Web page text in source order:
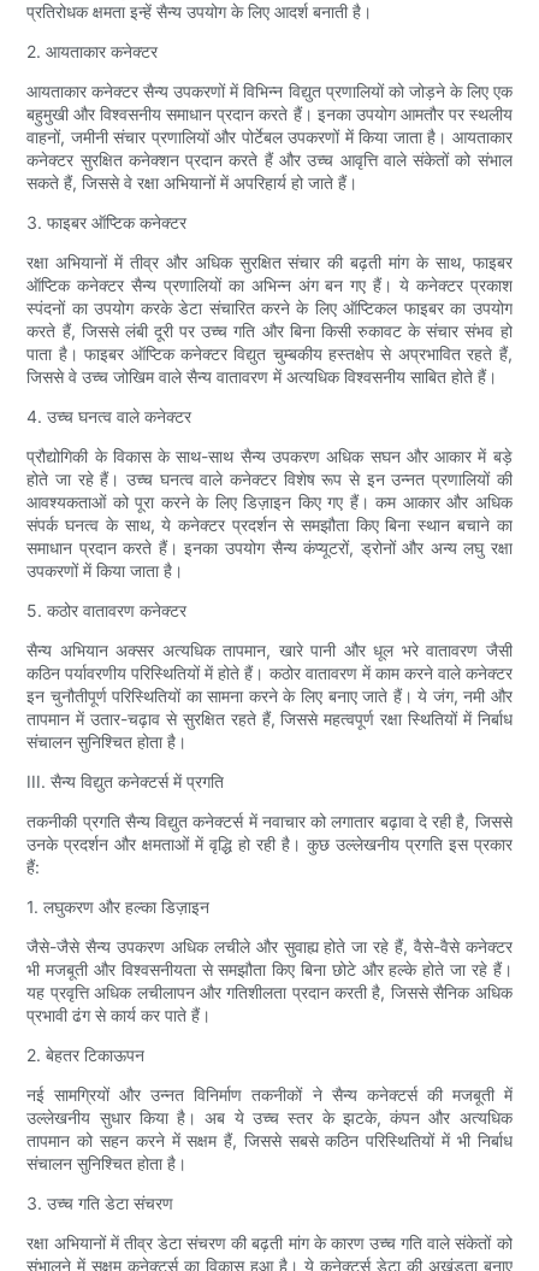
प्रतिरोधक क्षमता इन्हें सैन्य उपयोग के लिए आदर्श बनाती है।
2. आयताकार कनेक्टर
आयताकार कनेक्टर सैन्य उपकरणों में विभिन्न विद्युत प्रणालियों को जोड़ने के लिए एक
बहुमुखी और विश्वसनीय समाधान प्रदान करते हैं। इनका उपयोग आमतौर पर स्थलीय
वाहनों, जमीनी संचार प्रणालियों और पोर्टेबल उपकरणों में किया जाता है। आयताकार
कनेक्टर सुरक्षित कनेक्शन प्रदान करते हैं और उच्च आवृत्ति वाले संकेतों को संभाल
सकते हैं, जिससे वे रक्षा अभियानों में अपरिहार्य हो जाते हैं।
3. फाइबर ऑप्टिक कनेक्टर
रक्षा अभियानों में तीव्र और अधिक सुरक्षित संचार की बढ़ती मांग के साथ, फाइबर
ऑप्टिक कनेक्टर सैन्य प्रणालियों का अभिन्न अंग बन गए हैं। ये कनेक्टर प्रकाश
स्पंदनों का उपयोग करके डेटा संचारित करने के लिए ऑप्टिकल फाइबर का उपयोग
करते हैं, जिससे लंबी दूरी पर उच्च गति और बिना किसी रुकावट के संचार संभव हो
पाता है। फाइबर ऑप्टिक कनेक्टर विद्युत चुम्बकीय हस्तक्षेप से अप्रभावित रहते हैं,
जिससे वे उच्च जोखिम वाले सैन्य वातावरण में अत्यधिक विश्वसनीय साबित होते हैं।
4. उच्च घनत्व वाले कनेक्टर
प्रौद्योगिकी के विकास के साथ-साथ सैन्य उपकरण अधिक सघन और आकार में बड़े
होते जा रहे हैं। उच्च घनत्व वाले कनेक्टर विशेष रूप से इन उन्नत प्रणालियों की
आवश्यकताओं को पूरा करने के लिए डिज़ाइन किए गए हैं। कम आकार और अधिक
संपर्क घनत्व के साथ, ये कनेक्टर प्रदर्शन से समझौता किए बिना स्थान बचाने का
समाधान प्रदान करते हैं। इनका उपयोग सैन्य कंप्यूटरों, ड्रोनों और अन्य लघु रक्षा
उपकरणों में किया जाता है।
5. कठोर वातावरण कनेक्टर
सैन्य अभियान अक्सर अत्यधिक तापमान, खारे पानी और धूल भरे वातावरण जैसी
कठिन पर्यावरणीय परिस्थितियों में होते हैं। कठोर वातावरण में काम करने वाले कनेक्टर
इन चुनौतीपूर्ण परिस्थितियों का सामना करने के लिए बनाए जाते हैं। ये जंग, नमी और
तापमान में उतार-चढ़ाव से सुरक्षित रहते हैं, जिससे महत्वपूर्ण रक्षा स्थितियों में निर्बाध
संचालन सुनिश्चित होता है।
III. सैन्य विद्युत कनेक्टर्स में प्रगति
तकनीकी प्रगति सैन्य विद्युत कनेक्टर्स में नवाचार को लगातार बढ़ावा दे रही है, जिससे
उनके प्रदर्शन और क्षमताओं में वृद्धि हो रही है। कुछ उल्लेखनीय प्रगति इस प्रकार
हैं:
1. लघुकरण और हल्का डिज़ाइन
जैसे-जैसे सैन्य उपकरण अधिक लचीले और सुवाह्य होते जा रहे हैं, वैसे-वैसे कनेक्टर
भी मजबूती और विश्वसनीयता से समझौता किए बिना छोटे और हल्के होते जा रहे हैं।
यह प्रवृत्ति अधिक लचीलापन और गतिशीलता प्रदान करती है, जिससे सैनिक अधिक
प्रभावी ढंग से कार्य कर पाते हैं।
2. बेहतर टिकाऊपन
नई सामग्रियों और उन्नत विनिर्माण तकनीकों ने सैन्य कनेक्टर्स की मजबूती में
उल्लेखनीय सुधार किया है। अब ये उच्च स्तर के झटके, कंपन और अत्यधिक
तापमान को सहन करने में सक्षम हैं, जिससे सबसे कठिन परिस्थितियों में भी निर्बाध
संचालन सुनिश्चित होता है।
3. उच्च गति डेटा संचरण
रक्षा अभियानों में तीव्र डेटा संचरण की बढ़ती मांग के कारण उच्च गति वाले संकेतों को
संभालने में सक्षम कनेक्टर्स का विकास हुआ है। ये कनेक्टर्स डेटा की अखंडता बनाए